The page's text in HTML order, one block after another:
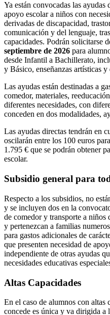
Ya están convocadas las
apoyo escolar a niños con
derivadas de discapacidad,
comunicación y del lenguaje,
capacidades. Podrán solicitarse
septiembre de 2026 para
desde Infantil a Bachillerato,
y Básico, enseñanzas artísticas
Las ayudas están destinadas a
comedor, materiales,
diferentes necesidades, con
conceden en dos modalidades,
Las ayudas directas tendrán en
oscilarán entre los 100 euros
1.795 € que se podrán obtener
escolar.
Subsidio general para
Respecto a los subsidios, no
y se incluyen dos en la
de comedor y transporte a niños
y pertenezcan a familias
para gastos adicionales de
que presenten necesidad de
independiente de otras ayudas
necesidades educativas
Altas Capacidades
En el caso de alumnos con altas
concede es única y va dirigida a